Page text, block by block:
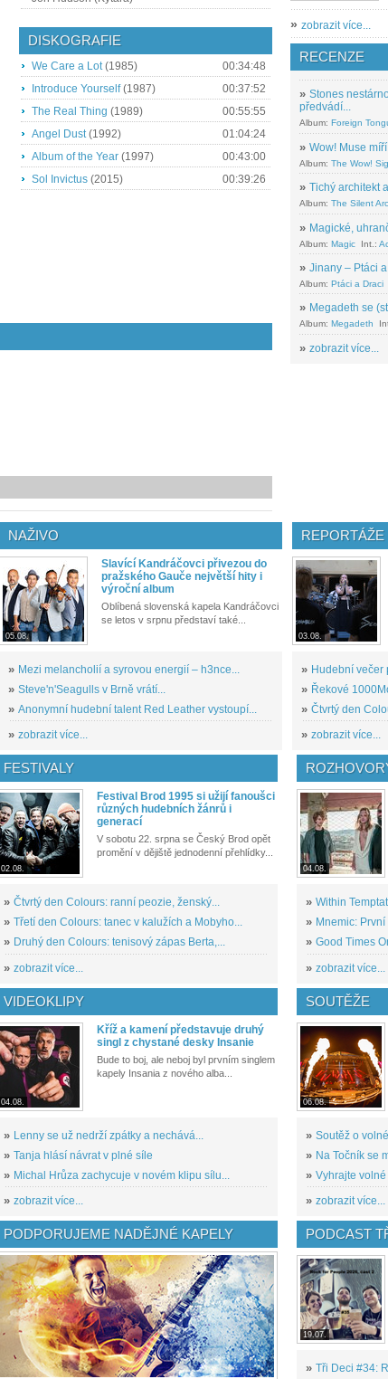
DISKOGRAFIE
We Care a Lot(1985)
00:34:48
Introduce Yourself(1987)
00:37:52
The Real Thing (1989)
00:55:55
Angel Dust(1992)
01:04:24
Album of the Year (1997)
00:43:00
Sol Invictus (2015) 00:39:26
» zobrazit více...
RECENZE
» Stones
předvádí...
Album: Foreign
» Wow! Muse
Album: The Wow!
» Tichý architekt
Album: The Silent
» Magické,
Album: Magic Int.:
» Jinany – Ptáci
Album: Ptáci a Draci
» Megadeth se
Album: Megadeth
» zobrazit více...
NAŽIVO
05.08.
Slavící Kandráčovci přivezou do
pražského Gauče největší hity i
výroční album
Oblíbená slovenská kapela Kandráčovci
se letos v srpnu představí také...
» Mezi melancholií a syrovou energií – h3nce...
» Steve'n'Seagulls v Brně vrátí...
» Anonymní hudební talent Red Leather vystoupí...
» zobrazit více...
REPORTÁŽE
03.08.
» Hudební večer
» Řekové
» Čtvrtý den
» zobrazit více...
FESTIVALY
02.08.
Festival Brod 1995 si užijí fanoušci
různých hudebních žánrů i
generací
V sobotu 22. srpna se Český Brod opět
promění v dějiště jednodenní přehlídky...
» Čtvrtý den Colours: ranní peozie, ženský...
» Třetí den Colours: tanec v kalužích a Mobyho...
» Druhý den Colours: tenisový zápas Berta,...
» zobrazit více...
04.08.
» Within
» Mnemic:
» Good Times
» zobrazit více...
VIDEOKLIPY
04.08.
Kříž a kamení představuje druhý
singl z chystané desky Insanie
Bude to boj, ale neboj byl prvním singlem
kapely Insania z nového alba...
» Lenny se už nedrží zpátky a nechává...
» Tanja hlásí návrat v plné síle
» Michal Hrůza zachycuje v novém klipu sílu...
» zobrazit více...
SOUTĚŽE
06.08.
» Soutěž o
» Na Točník se
» Vyhrajte volné
» zobrazit více...
PODPORUJEME NADĚJNÉ KAPELY PODCAST
19.07.
» Tři Deci #34: